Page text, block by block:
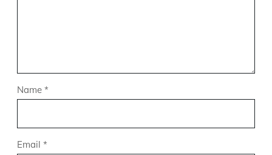
Name *
Email *